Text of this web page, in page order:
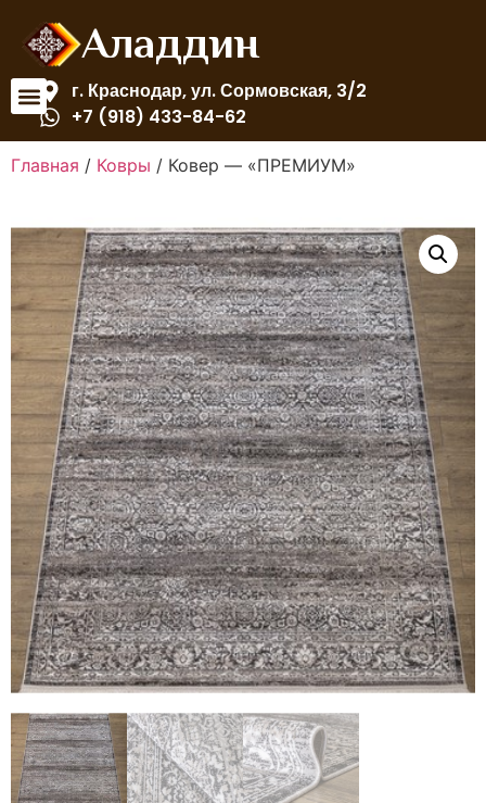
Аладдин
г. Краснодар, ул. Сормовская, 3/2
+7 (918) 433-84-62
Главная / Ковры / Ковер — «ПРЕМИУМ»